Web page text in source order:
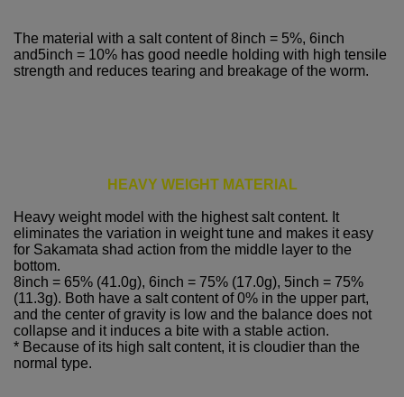
The material with a salt content of 8inch = 5%, 6inch
and5inch = 10% has good needle holding with high tensile
strength and reduces tearing and breakage of the worm.
HEAVY WEIGHT MATERIAL
Heavy weight model with the highest salt content. It
eliminates the variation in weight tune and makes it easy
for Sakamata shad action from the middle layer to the
bottom.
8inch = 65% (41.0g), 6inch = 75% (17.0g), 5inch = 75%
(11.3g). Both have a salt content of 0% in the upper part,
and the center of gravity is low and the balance does not
collapse and it induces a bite with a stable action.
* Because of its high salt content, it is cloudier than the
normal type.